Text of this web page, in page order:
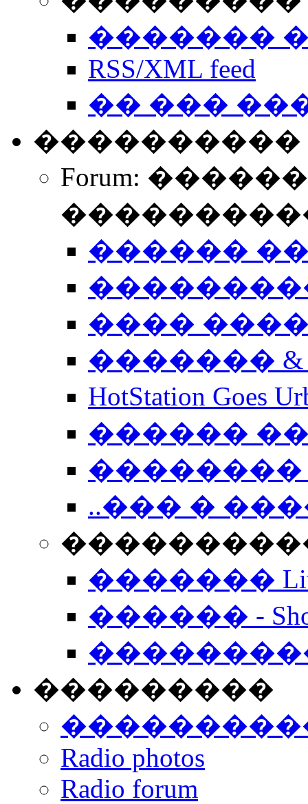
�������
RSS/XML feed
�� ���
����������
Forum:
������
����
�������
HotStation
������
��������
..��� �
����������
�������
������ -
���������
Radio photos
Radio forum